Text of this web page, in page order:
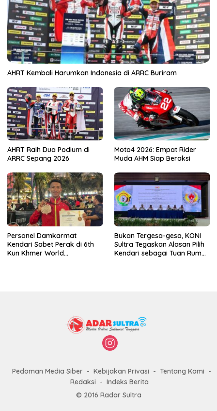
AHRT Kembali Harumkan Indonesia di ARRC Buriram
AHRT Raih Dua Podium di
ARRC Sepang 2026
Moto4 2026: Empat Rider
Muda AHM Siap Beraksi
Personel Damkarmat
Kendari Sabet Perak di 6th
Kun Khmer World
Bukan Tergesa-gesa, KONI
Sultra Tegaskan Alasan Pilih
Kendari sebagai Tuan Rumah
Pedoman Media Siber Kebijakan Privasi
Tentang Kami
Redaksi
Indeks Berita
© 2016 Radar Sultra